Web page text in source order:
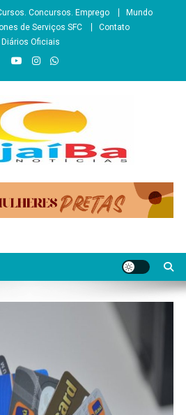
Concursos. Emprego
Mundo
de Serviços SFC
Contato
Diários Oficiais